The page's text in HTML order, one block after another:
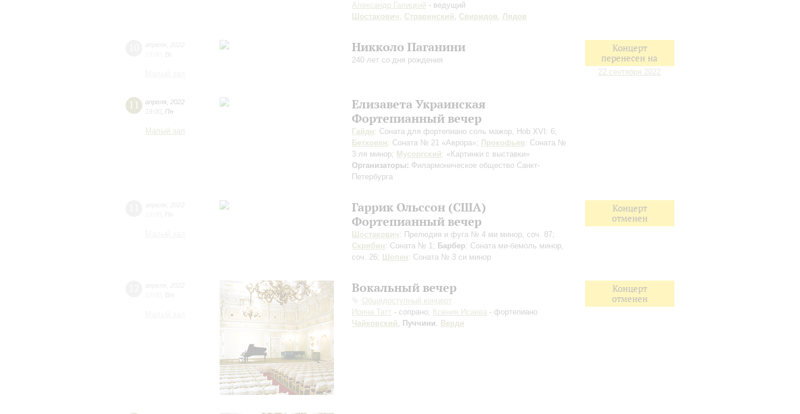
Александр Галицкий - ведущий
Шостакович , Стравинский, Свиридов, Лядов
Никколо Паганини
240 лет со дня рождения
Концерт
перенесен на
22 сентября 2022
11 апреля 2022
19:00 Пн
Малый зал
Елизавета Украинская
Фортепианный вечер
Гайдн: Соната для фортепиано соль мажор, Hob XVI: 6;
Бетховен: Соната № 21 «Аврора»; Прокофьев: Соната №
3 ля минор; Мусоргский: «Картинки с выставки»
Организаторы: Филармоническое общество Санкт-
Петербурга
Гаррик Ольссон (США)
Фортепианный вечер
Шостакович : Прелюдия и фуга № 4 ми минор, соч. 87;
Скрябин: Соната № 1; Барбер: Соната ми-бемоль минор,
соч. 26; Шопен: Соната № 3 си минор
Концерт
отменен
Вокальный вечер
Общедоступный концерт
Ирина Татт - сопрано; Ксения Исаева - фортепиано
Чайковский, Пуччини, Верди
Концерт
отменен